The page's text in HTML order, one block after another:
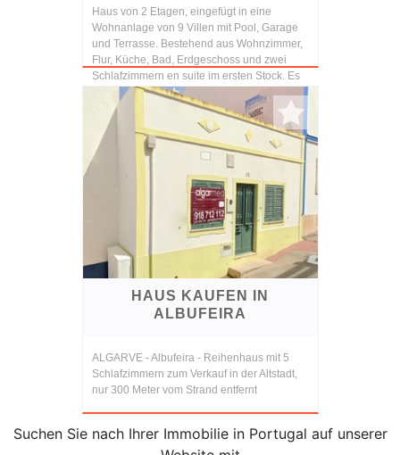
Haus von 2 Etagen, eingefügt in eine
Wohnanlage von 9 Villen mit Pool, Garage
und Terrasse. Bestehend aus Wohnzimmer,
Flur, Küche, Bad, Erdgeschoss und zwei
Schlafzimmern en suite im ersten Stock. Es
gibt eine Terra...
HAUS KAUFEN IN
ALBUFEIRA
ALGARVE - Albufeira - Reihenhaus mit 5
Schlafzimmern zum Verkauf in der Altstadt,
nur 300 Meter vom Strand entfernt
Suchen Sie nach Ihrer Immobilie in Portugal auf unserer